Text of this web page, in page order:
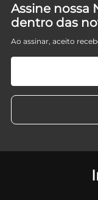
Assine nossa
dentro das
Ao assinar, aceito